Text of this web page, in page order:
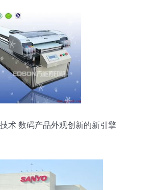
术 数码产品外观创新的新引擎